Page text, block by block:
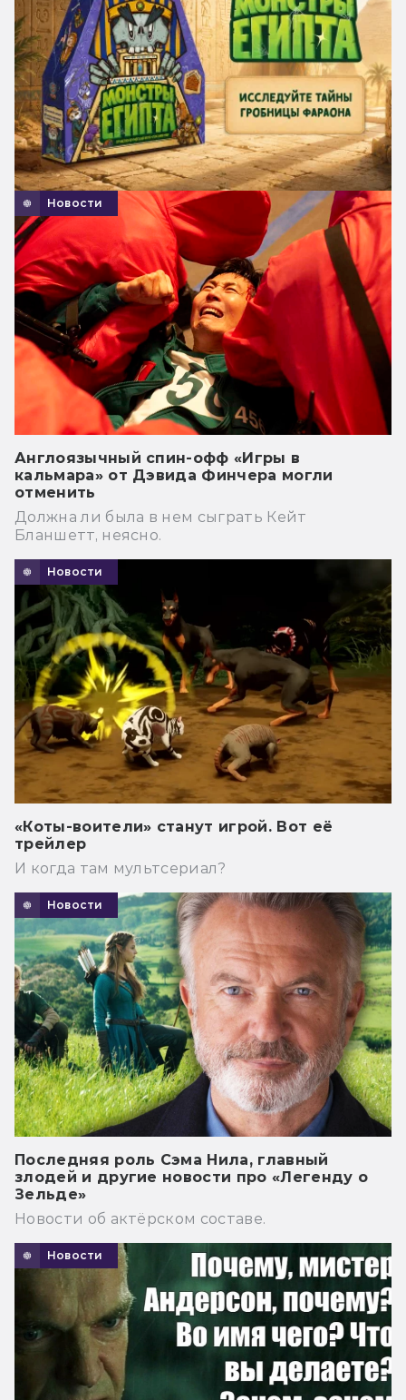
Новости
Англоязычный спин-офф «Игры в
кальмара» от Дэвида Финчера могли
отменить
Должна ли была в нем сыграть Кейт
Бланшетт, неясно.
Новости
«Коты-воители» станут игрой. Вот её
трейлер
И когда там мультсериал?
Новости
Последняя роль Сэма Нила, главный
злодей и другие новости про «Легенду о
Зельде»
Новости об актёрском составе.
Новости